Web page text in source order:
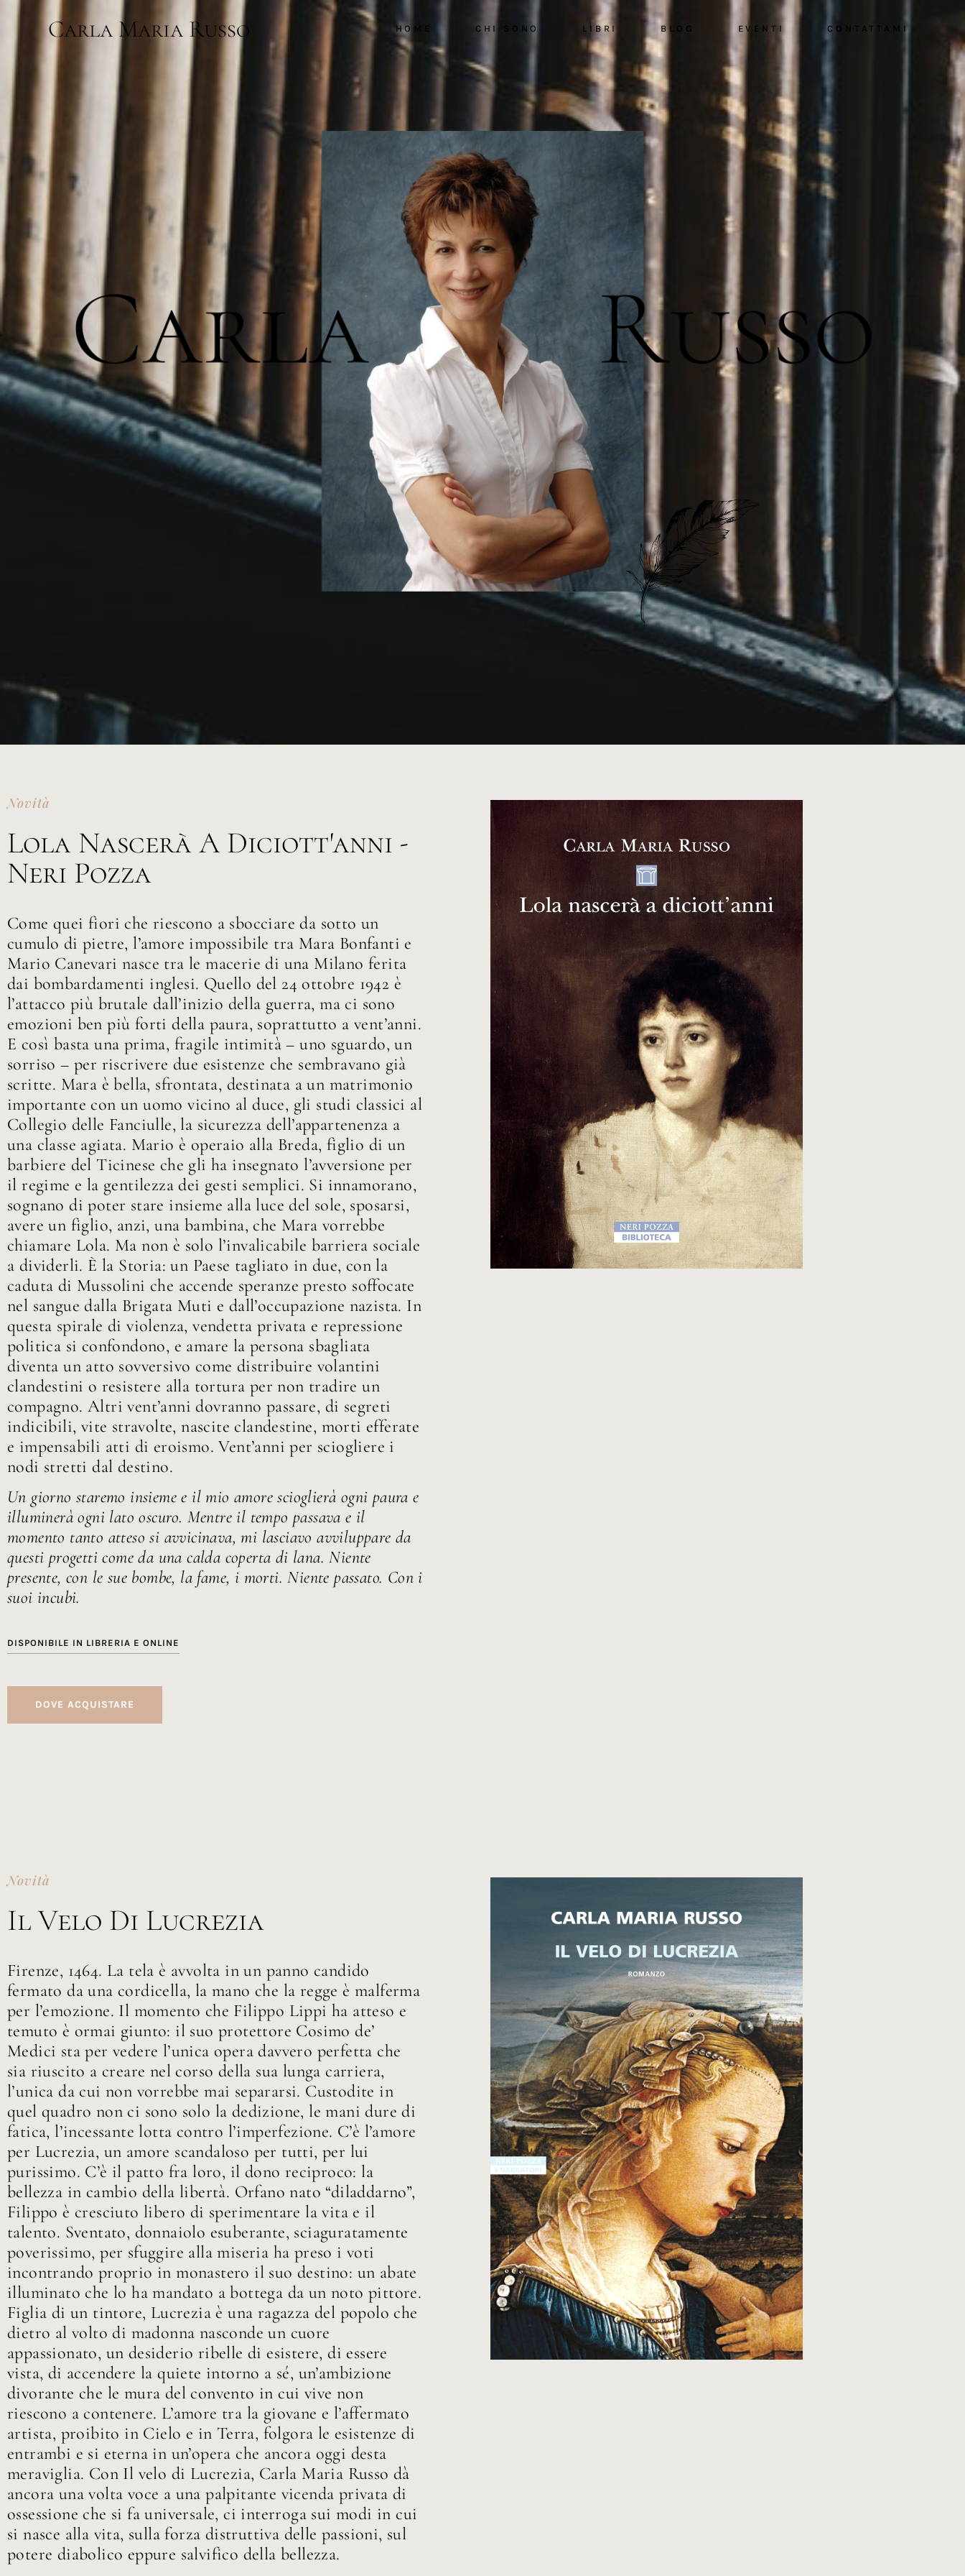
Carla Maria Russo HOME CHI SONO LIBRI BLOG EVENTI CONTATTAMI
Novità
Lola Nascerà A Diciott'anni -
Neri Pozza
Come quei fiori che riescono a sbocciare da sotto un
cumulo di pietre, l’amore impossibile tra Mara Bonfanti e
Mario Canevari nasce tra le macerie di una Milano ferita
dai bombardamenti inglesi. Quello del 24 ottobre 1942 è
l’attacco più brutale dall’inizio della guerra, ma ci sono
emozioni ben più forti della paura, soprattutto a vent’anni.
E così basta una prima, fragile intimità – uno sguardo, un
sorriso – per riscrivere due esistenze che sembravano già
scritte. Mara è bella, sfrontata, destinata a un matrimonio
importante con un uomo vicino al duce, gli studi classici al
Collegio delle Fanciulle, la sicurezza dell’appartenenza a
una classe agiata. Mario è operaio alla Breda, figlio di un
barbiere del Ticinese che gli ha insegnato l’avversione per
il regime e la gentilezza dei gesti semplici. Si innamorano,
sognano di poter stare insieme alla luce del sole, sposarsi,
avere un figlio, anzi, una bambina, che Mara vorrebbe
chiamare Lola. Ma non è solo l’invalicabile barriera sociale
a dividerli. È la Storia: un Paese tagliato in due, con la
caduta di Mussolini che accende speranze presto soffocate
nel sangue dalla Brigata Muti e dall’occupazione nazista. In
questa spirale di violenza, vendetta privata e repressione
politica si confondono, e amare la persona sbagliata
diventa un atto sovversivo come distribuire volantini
clandestini o resistere alla tortura per non tradire un
compagno. Altri vent’anni dovranno passare, di segreti
indicibili, vite stravolte, nascite clandestine, morti efferate
e impensabili atti di eroismo. Vent’anni per sciogliere i
nodi stretti dal destino.
Un giorno staremo insieme e il mio amore scioglierà ogni paura e
illuminerà ogni lato oscuro. Mentre il tempo passava e il
momento tanto atteso si avvicinava, mi lasciavo avviluppare da
questi progetti come da una calda coperta di lana. Niente
presente, con le sue bombe, la fame, i morti. Niente passato. Con i
suoi incubi.
DISPONIBILE IN LIBRERIA E ONLINE
DOVE ACQUISTARE
Novità
Il Velo Di Lucrezia
Firenze, 1464. La tela è avvolta in un panno candido
fermato da una cordicella, la mano che la regge è malferma
per l’emozione. Il momento che Filippo Lippi ha atteso e
temuto è ormai giunto: il suo protettore Cosimo de’
Medici sta per vedere l’unica opera davvero perfetta che
sia riuscito a creare nel corso della sua lunga carriera,
l’unica da cui non vorrebbe mai separarsi. Custodite in
quel quadro non ci sono solo la dedizione, le mani dure di
fatica, l’incessante lotta contro l’imperfezione. C’è l’amore
per Lucrezia, un amore scandaloso per tutti, per lui
purissimo. C’è il patto fra loro, il dono reciproco: la
bellezza in cambio della libertà. Orfano nato “diladdarno”,
Filippo è cresciuto libero di sperimentare la vita e il
talento. Sventato, donnaiolo esuberante, sciaguratamente
poverissimo, per sfuggire alla miseria ha preso i voti
incontrando proprio in monastero il suo destino: un abate
illuminato che lo ha mandato a bottega da un noto pittore.
Figlia di un tintore, Lucrezia è una ragazza del popolo che
dietro al volto di madonna nasconde un cuore
appassionato, un desiderio ribelle di esistere, di essere
vista, di accendere la quiete intorno a sé, un’ambizione
divorante che le mura del convento in cui vive non
riescono a contenere. L’amore tra la giovane e l’affermato
artista, proibito in Cielo e in Terra, folgora le esistenze di
entrambi e si eterna in un’opera che ancora oggi desta
meraviglia. Con Il velo di Lucrezia, Carla Maria Russo dà
ancora una volta voce a una palpitante vicenda privata di
ossessione che si fa universale, ci interroga sui modi in cui
si nasce alla vita, sulla forza distruttiva delle passioni, sul
potere diabolico eppure salvifico della bellezza.